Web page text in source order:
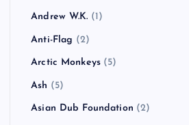
Andrew W.K. (1)
Anti-Flag (2)
Arctic Monkeys (5)
Ash (5)
Asian Dub Foundation (2)